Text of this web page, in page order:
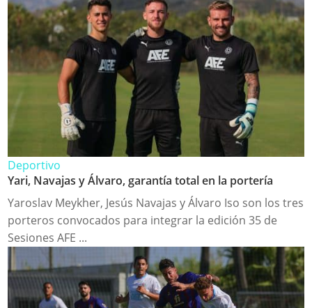
Deportivo
Yari, Navajas y Álvaro, garantía total en la portería
Yaroslav Meykher, Jesús Navajas y Álvaro Iso son los tres
porteros convocados para integrar la edición 35 de
Sesiones AFE ...